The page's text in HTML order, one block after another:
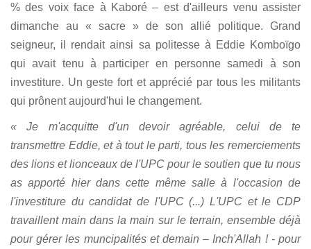
% des voix face à Kaboré – est d'ailleurs venu assister
dimanche au « sacre » de son allié politique. Grand
seigneur, il rendait ainsi sa politesse à Eddie Komboïgo
qui avait tenu à participer en personne samedi à son
investiture. Un geste fort et apprécié par tous les militants
qui prônent aujourd'hui le changement.
« Je m'acquitte d'un devoir agréable, celui de te
transmettre Eddie, et à tout le parti, tous les remerciements
des lions et lionceaux de l'UPC pour le soutien que tu nous
as apporté hier dans cette même salle à l'occasion de
l'investiture du candidat de l'UPC (...) L'UPC et le CDP
travaillent main dans la main sur le terrain, ensemble déjà
pour gérer les muncipalités et demain – Inch'Allah ! - pour